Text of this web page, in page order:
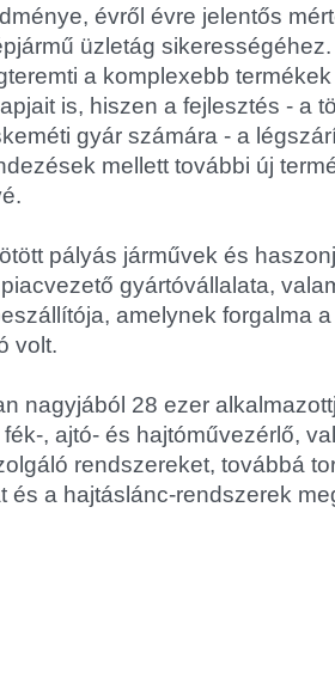
évről évre jelentős
üzletág
a komplexebb
is, hiszen a fejlesztés - a
gyár számára - a
mellett további új
pályás járművek és
gyártóvállalata,
amelynek forgalma
volt.
nagyjából 28 ezer
, ajtó- és hajtóművezérlő,
rendszereket, továbbá
és a hajtáslánc-rendszerek